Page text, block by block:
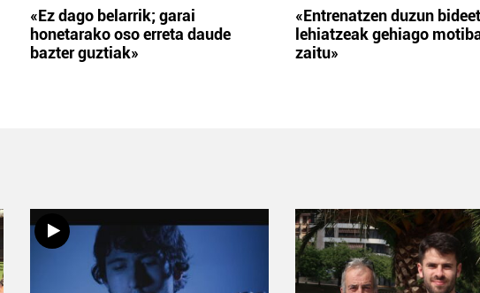
«Ez dago belarrik; garai
honetarako oso erreta daude
bazter guztiak»
«Entrenatzen duzun
lehiatzeak gehiago
zaitu»